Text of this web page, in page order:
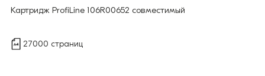
Картридж ProfiLine 106R00652 совместимый
27000 страниц